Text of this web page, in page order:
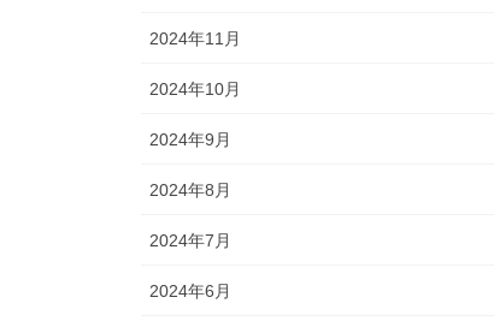
2024年11月
2024年10月
2024年9月
2024年8月
2024年7月
2024年6月